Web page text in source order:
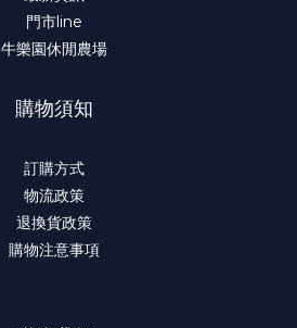
門市line
牛樂園休閒農場
購物須知
訂購方式
物流政策
退換貨政策
購物注意事項